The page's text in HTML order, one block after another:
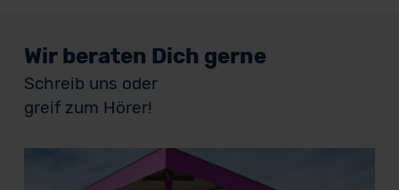
Wir beraten Dich gerne
Schreib uns oder
greif zum Hörer!